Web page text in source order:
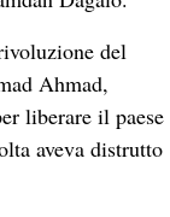
del
Ahmad,
liberare il paese
aveva distrutto